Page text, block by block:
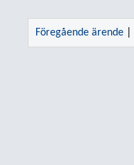
Föregående ärende